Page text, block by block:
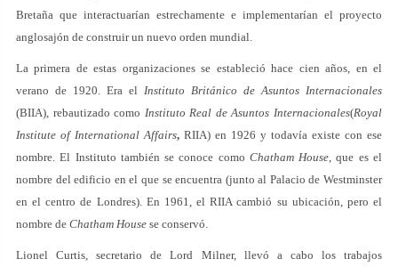
Bretaña que interactuarían estrechamente e implementarían el proyecto
anglosajón de construir un nuevo orden mundial.
La primera de estas organizaciones se estableció hace cien años, en el
verano de 1920. Era el Instituto Británico de Asuntos Internacionales
(BIIA), rebautizado como Instituto Real de Asuntos Internacionales(Royal
Institute of International Affairs, RIIA) en 1926 y todavía existe con ese
nombre. El Instituto también se conoce como Chatham House, que es el
nombre del edificio en el que se encuentra (junto al Palacio de Westminster
en el centro de Londres). En 1961, el RIIA cambió su ubicación, pero el
nombre de Chatham House se conservó.
Lionel Curtis, secretario de Lord Milner, llevó a cabo los trabajos